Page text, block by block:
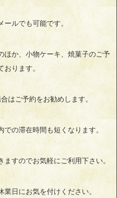
ールでも可能です。
ほか、小物ケーキ、焼菓子のご予
おります。
はご予約をお勧めします。
の滞在時間も短くなります。
すのでお気軽にご利用下さい。
日にお気を付けください。